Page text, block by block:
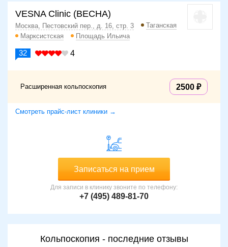
VESNA Clinic (ВЕСНА)
Москва, Пестовский пер., д. 16, стр. 3
Таганская
Марксистская
Площадь Ильича
32 4
Расширенная кольпоскопия 2500
Смотреть прайс-лист клиники →
Записаться на прием
Для записи в клинику звоните по телефону:
+7 (495) 489-81-70
Кольпоскопия - последние отзывы